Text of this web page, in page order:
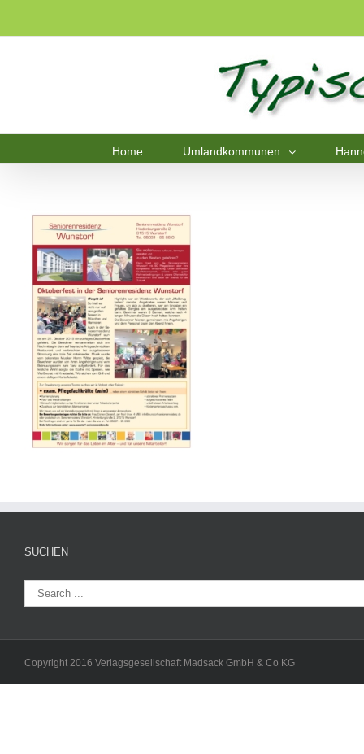
Home Umlandkommunen
SUCHEN
Copyright 2016 Verlagsgesellschaft Madsack GmbH & Co KG